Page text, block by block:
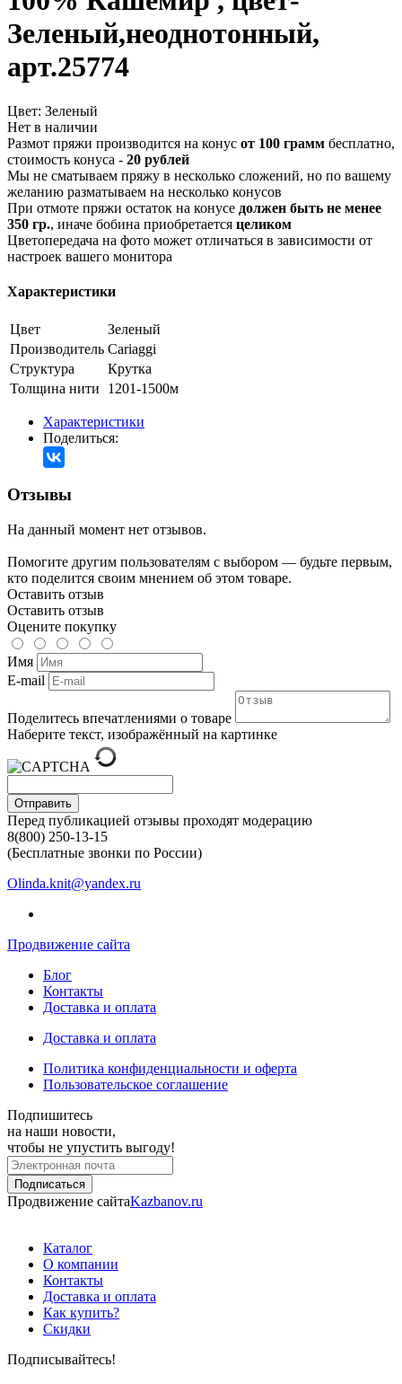
Зеленый,неоднотонный,
арт.25774
Цвет: Зеленый
Нет в наличии
Размот пряжи производится на конус от 100 грамм бесплатно,
стоимость конуса - 20 рублей
Мы не сматываем пряжу в несколько сложений, но по вашему
желанию разматываем на несколько конусов
При отмоте пряжи остаток на конусе должен быть не менее
350 гр., иначе бобина приобретается целиком
Цветопередача на фото может отличаться в зависимости от
настроек вашего монитора
Характеристики
Цвет
Зеленый
Производитель Cariaggi
Структура
Крутка
Толщина нити
1201-1500м
Характеристики
Поделиться:
Отзывы
На данный момент нет отзывов.
Помогите другим пользователям с выбором — будьте первым,
кто поделится своим мнением об этом товаре.
Оставить отзыв
Оставить отзыв
Оцените покупку
Имя
E-mail
Поделитесь впечатлениями о товаре
Наберите текст, изображённый на картинке
Отправить
Перед публикацией отзывы проходят модерацию
8(800) 250-13-15
(Бесплатные звонки по России)
Olinda.knit@yandex.ru
Продвижение сайта
Блог
Контакты
Доставка и оплата
Доставка и оплата
Политика конфиденциальности и оферта
Пользовательское соглашение
Подпишитесь
на наши новости,
чтобы не упустить выгоду!
Продвижение сайтаKazbanov.ru
Каталог
О компании
Контакты
Доставка и оплата
Как купить?
Скидки
Подписывайтесь!